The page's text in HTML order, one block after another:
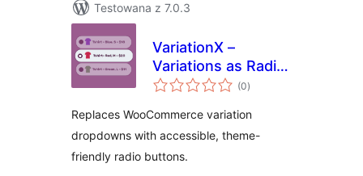
Testowana z 7.0.3
VariationX –
Variations as Radio
Buttons for (0wszystkich
ocen
)
Replaces WooCommerce variation
dropdowns with accessible, theme-
friendly radio buttons.